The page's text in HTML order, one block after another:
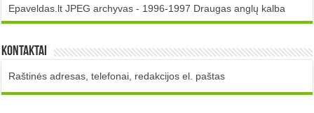
Epaveldas.lt JPEG archyvas - 1996-1997 Draugas anglų kalba
Kontaktai
Raštinės adresas, telefonai, redakcijos el. paštas